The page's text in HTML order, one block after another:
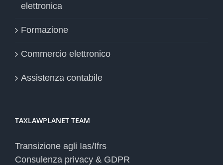
elettronica
Formazione
Commercio elettronico
Assistenza contabile
TAXLAWPLANET TEAM
Transizione agli Ias/Ifrs
Consulenza privacy & GDPR